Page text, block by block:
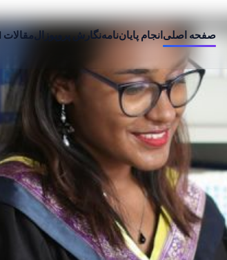
صفحه اصلی انجام پایان‌نامهنگارش پروپوزالمقالات ISI